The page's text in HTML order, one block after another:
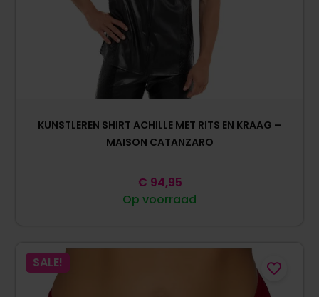
KUNSTLEREN SHIRT ACHILLE MET RITS EN KRAAG –
MAISON CATANZARO
Op voorraad
€ 94,95
SALE!